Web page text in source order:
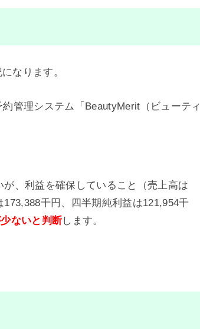
なります。
管理システム「BeautyMerit（ビューティ
、利益を確保していること（売上高は
千円、四半期純利益は121,954千
少ないと判断します。